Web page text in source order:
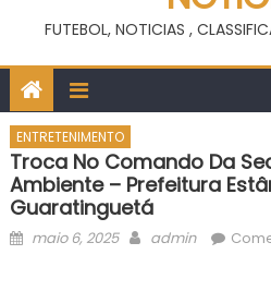
FUTEBOL, NOTICIAS ,
ENTRETENIMENTO
Troca No Comando Da
Ambiente – Prefeitura
Guaratinguetá
Posted
maio 6, 2025 Author
admin